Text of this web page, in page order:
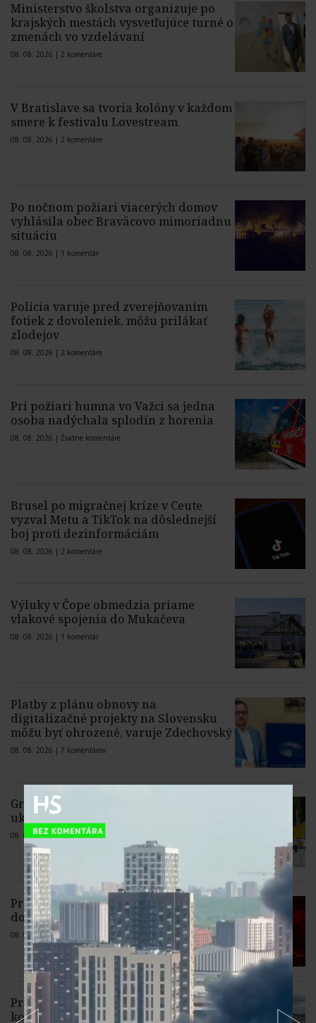
Ministerstvo školstva organizuje po
krajských mestách vysvetľujúce turné o
zmenách vo vzdelávaní
08. 08. 2026 | 2 komentáre
V Bratislave sa tvoria kolóny v každom
smere k festivalu Lovestream
08. 08. 2026 | 2 komentáre
Po nočnom požiari viacerých domov
vyhlásila obec Braväcovo mimoriadnu
situáciu
08. 08. 2026 | 1 komentár
Polícia varuje pred zverejňovaním
fotiek z dovoleniek, môžu prilákať
zlodejov
08. 08. 2026 | 2 komentáre
Pri požiari humna vo Važci sa jedna
osoba nadýchala splodín z horenia
08. 08. 2026 | Žiadne komentáre
Brusel po migračnej kríze v Ceute
vyzval Metu a TikTok na dôslednejší
boj proti dezinformáciám
08. 08. 2026 | 2 komentáre
Výluky v Čope obmedzia priame
vlakové spojenia do Mukačeva
08. 08. 2026 | 1 komentár
Platby z plánu obnovy na
digitalizačné projekty na Slovensku
môžu byť ohrozené, varuje Zdechovský
08. 08. 2026 | 7 komentárov
Greenpeace sa chce zapojiť do sporu o
ukončenie dovozu ruského plynu
08. 08. 2026 |1 komentár
Prebudená Etna pozastavila v sobotu
dopoludnia prílety na letisko v Katánii
08. 08. 2026 |Žiadne komentáre
Pri prístave v Rotterdame horeli tony
komunálneho odpadu, obyvateľov